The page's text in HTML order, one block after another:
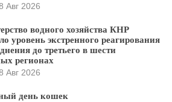
Авг 2026
водного хозяйства КНР
уровень экстренного реагирования
до третьего в шести
регионах
Авг 2026
день кошек